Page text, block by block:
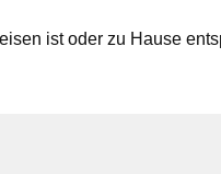
ist oder zu Hause